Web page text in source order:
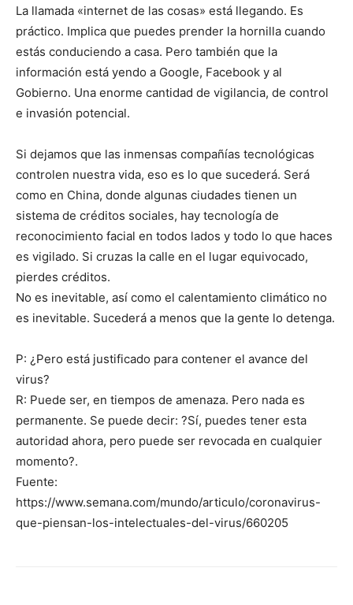
La llamada «internet de las cosas» está llegando. Es
práctico. Implica que puedes prender la hornilla cuando
estás conduciendo a casa. Pero también que la
información está yendo a Google, Facebook y al
Gobierno. Una enorme cantidad de vigilancia, de control
e invasión potencial.
Si dejamos que las inmensas compañías tecnológicas
controlen nuestra vida, eso es lo que sucederá. Será
como en China, donde algunas ciudades tienen un
sistema de créditos sociales, hay tecnología de
reconocimiento facial en todos lados y todo lo que haces
es vigilado. Si cruzas la calle en el lugar equivocado,
pierdes créditos.
No es inevitable, así como el calentamiento climático no
es inevitable. Sucederá a menos que la gente lo detenga.
P: ¿Pero está justificado para contener el avance del
virus?
R: Puede ser, en tiempos de amenaza. Pero nada es
permanente. Se puede decir: ?Sí, puedes tener esta
autoridad ahora, pero puede ser revocada en cualquier
momento?.
Fuente:
https://www.semana.com/mundo/articulo/coronavirus-
que-piensan-los-intelectuales-del-virus/660205